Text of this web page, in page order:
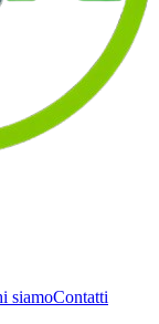
siamoContatti